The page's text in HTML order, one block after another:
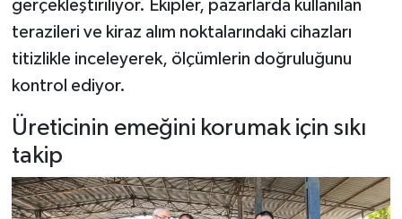
gerçekleştiriliyor. Ekipler, pazarlarda kullanılan
terazileri ve kiraz alım noktalarındaki cihazları
titizlikle inceleyerek, ölçümlerin doğruluğunu
kontrol ediyor.
Üreticinin emeğini korumak için sıkı
takip